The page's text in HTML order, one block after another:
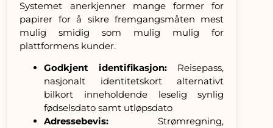
Systemet anerkjenner mange former for
papirer for å sikre fremgangsmåten mest
mulig smidig som mulig mulig for
plattformens kunder.
Godkjent identifikasjon: Reisepass,
nasjonalt identitetskort alternativt
bilkort inneholdende leselig synlig
fødselsdato samt utløpsdato
Adressebevis: Strømregning,